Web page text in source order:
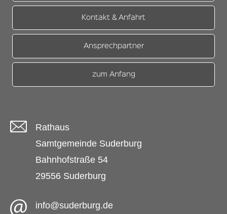
Kontakt & Anfahrt
Ansprechpartner
zum Anfang
Rathaus
Samtgemeinde Suderburg
Bahnhofstraße 54
29556 Suderburg
info@suderburg.de